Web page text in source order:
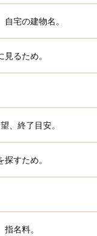
宅の建物名。
るため。
、終了目安。
すため。
名料。